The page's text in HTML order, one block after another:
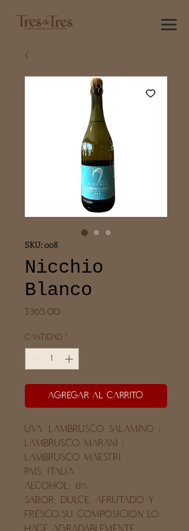
SKU: 008
Nicchio
Blanco
$365.00
Cantidad *
Agregar al carrito
UVA: Lambrusco salamino |
Lambrusco marani |
Lambrusco maestri
PAÍS: Italia
ALCOHOL: 8%
SABOR: Dulce, afrutado y
fresco.Su composición lo
hace agradablemente